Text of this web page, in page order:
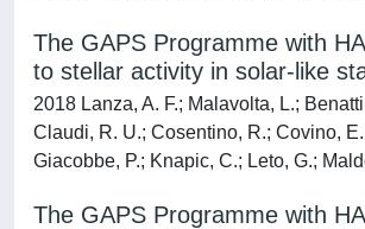
The GAPS Programme with
to stellar activity in solar-like
2018 Lanza, A. F.; Malavolta, L.;
Claudi, R. U.; Cosentino, R.; Covino,
Giacobbe, P.; Knapic, C.; Leto, G.;
The GAPS Programme with